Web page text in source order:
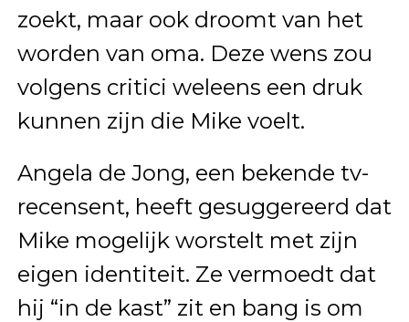
zoekt, maar ook droomt van het
worden van oma. Deze wens zou
volgens critici weleens een druk
kunnen zijn die Mike voelt.
Angela de Jong, een bekende tv-
recensent, heeft gesuggereerd dat
Mike mogelijk worstelt met zijn
eigen identiteit. Ze vermoedt dat
hij “in de kast” zit en bang is om